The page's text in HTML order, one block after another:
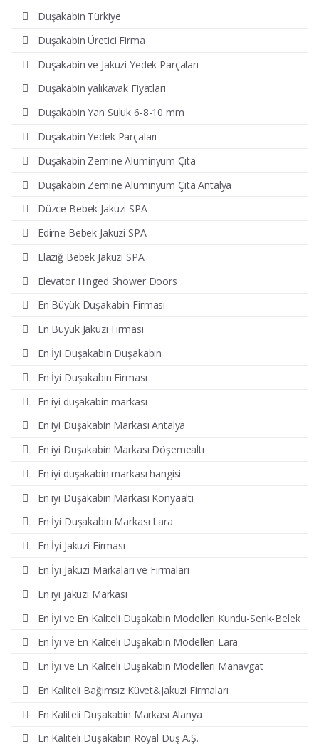
Duşakabin Türkiye
Duşakabin Üretici Firma
Duşakabin ve Jakuzi Yedek Parçaları
Duşakabin yalıkavak Fiyatları
Duşakabin Yan Suluk 6-8-10 mm
Duşakabin Yedek Parçaları
Duşakabin Zemine Alüminyum Çıta
Duşakabin Zemine Alüminyum Çıta Antalya
Düzce Bebek Jakuzi SPA
Edirne Bebek Jakuzi SPA
Elazığ Bebek Jakuzi SPA
Elevator Hinged Shower Doors
En Büyük Duşakabin Firması
En Büyük Jakuzi Firması
En İyi Duşakabin Duşakabin
En İyi Duşakabin Firması
En iyi duşakabin markası
En iyi Duşakabin Markası Antalya
En iyi Duşakabin Markası Döşemealtı
En iyi duşakabin markası hangisi
En iyi Duşakabin Markası Konyaaltı
En İyi Duşakabin Markası Lara
En İyi Jakuzi Firması
En İyi Jakuzi Markaları ve Firmaları
En iyi jakuzi Markası
En İyi ve En Kaliteli Duşakabin Modelleri Kundu-Serik-Belek
En İyi ve En Kaliteli Duşakabin Modelleri Lara
En İyi ve En Kaliteli Duşakabin Modelleri Manavgat
En Kaliteli Bağımsız Küvet&Jakuzi Firmaları
En Kaliteli Duşakabin Markası Alanya
En Kaliteli Duşakabin Royal Duş A.Ş.